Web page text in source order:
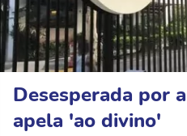
Desesperada por
apela 'ao divino'